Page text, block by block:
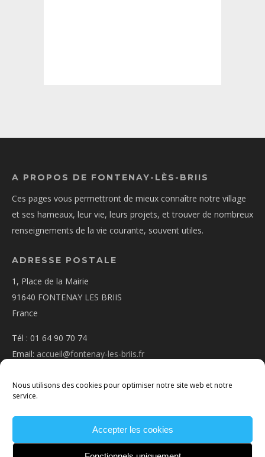
Nous utilisons des cookies pour optimiser notre site web et notre
service.
Accepter les cookies
A PROPOS DE FONTENAY-LÈS-BRIIS
Ces pages vous permettront de mieux connaître notre village
et ses hameaux, leur vie, leurs projets, et trouver de nombreux
renseignements de la vie courante, souvent utiles.
ADRESSE POSTALE
1, Place de la Mairie
91640 FONTENAY LES BRIIS
France
Tél : 01 64 90 70 74
Email: accueil@fontenay-les-briis.fr
NOUS CONTACTER
LÉGALES
POLITIQUE DE COOKIES
CONDITIONS